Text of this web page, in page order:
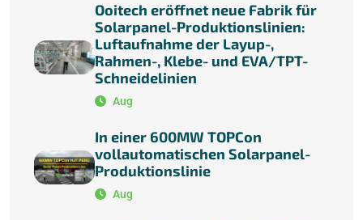
Ooitech eröffnet neue Fabrik für
Solarpanel-Produktionslinien:
Luftaufnahme der Layup-,
Rahmen-, Klebe- und EVA/TPT-
Schneidelinien
Aug
In einer 600MW TOPCon
vollautomatischen Solarpanel-
Produktionslinie
Aug